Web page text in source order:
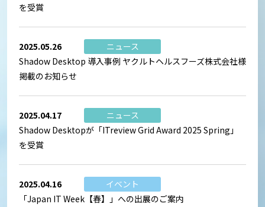
を受賞
2025.05.26
ニュース
Shadow Desktop 導入事例 ヤクルトヘルスフーズ株式会社様
掲載のお知らせ
2025.04.17
ニュース
Shadow Desktopが「ITreview Grid Award 2025 Spring」
を受賞
2025.04.16
イベント
「Japan IT Week【春】」への出展のご案内